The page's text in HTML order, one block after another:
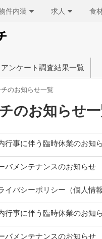
件内装 求人 食
アンケート調査結果一覧
のお知らせ一覧
のお知らせ
行事に伴う臨時休業のお知ら
バメンテナンスのお知らせ
イバシーポリシー（個人情
行事に伴う臨時休業のお知
バメンテナンスのお知らせ